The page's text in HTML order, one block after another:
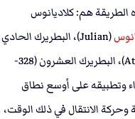
الطريقة هم: كلاديانوس
(Julian)، البطريرك الحادي
عشر (180-189). أثناسيوس الأول (Athanasius I)، البطريرك العشرون (328-
وتطبيقه على أوسع نطاق
الانتقال في ذلك الوقت،